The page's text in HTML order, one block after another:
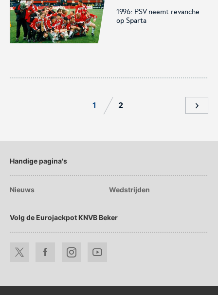
1996: PSV neemt revanche
op Sparta
1 2
Handige pagina's
Nieuws Wedstrijden
Volg de Eurojackpot KNVB Beker